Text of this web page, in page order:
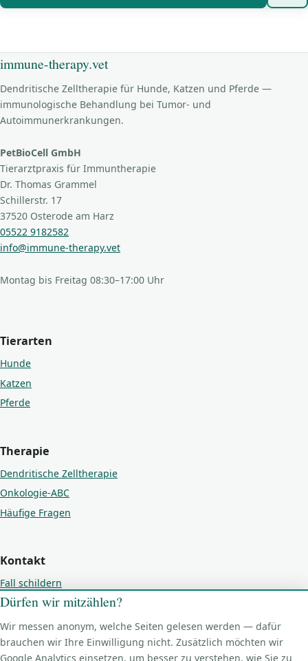
immune-therapy.vet
Dendritische Zelltherapie für Hunde, Katzen und Pferde —
immunologische Behandlung bei Tumor- und
Autoimmunerkrankungen.
PetBioCell GmbH
Tierarztpraxis für Immuntherapie
Dr. Thomas Grammel
Schillerstr. 17
37520 Osterode am Harz
05522 9182582
info@immune-therapy.vet
Montag bis Freitag 08:30–17:00 Uhr
Tierarten
Hunde
Katzen
Pferde
Therapie
Dendritische Zelltherapie
Onkologie-ABC
Häufige Fragen
Kontakt
Fall schildern
Kontakt
Impressum
Datenschutz
Dürfen wir mitzählen?
Wir messen anonym, welche Seiten gelesen werden — dafür
brauchen wir Ihre Einwilligung nicht. Zusätzlich möchten wir
Google Analytics einsetzen, um besser zu verstehen, wie Sie zu